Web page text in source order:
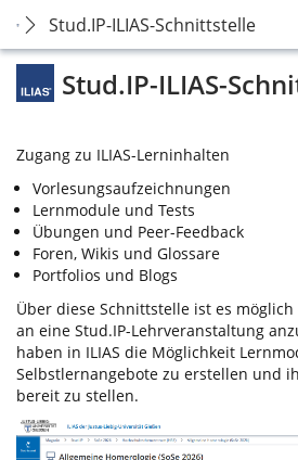
Stud.IP-ILIAS-Schnittstelle
Stud.IP-ILIAS-
Zugang zu ILIAS-Lerninhalten
Vorlesungsaufzeichnungen
Lernmodule und Tests
Übungen und Peer-Feedback
Foren, Wikis und Glossare
Portfolios und Blogs
Über diese Schnittstelle ist es möglich
an eine Stud.IP-Lehrveranstaltung
haben in ILIAS die Möglichkeit
Selbstlernangebote zu erstellen und
bereit zu stellen.